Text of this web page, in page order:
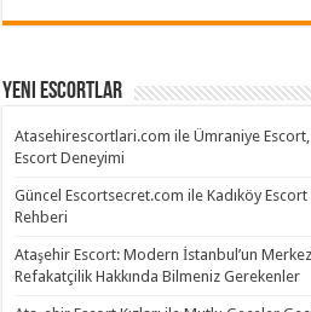
Yeni Escortlar
Atasehirescortlari.com ile Ümraniye
Escort Deneyimi
Güncel Escortsecret.com ile Kadıköy
Rehberi
Ataşehir Escort: Modern İstanbul’un
Refakatçilik Hakkında Bilmeniz Gerekenler